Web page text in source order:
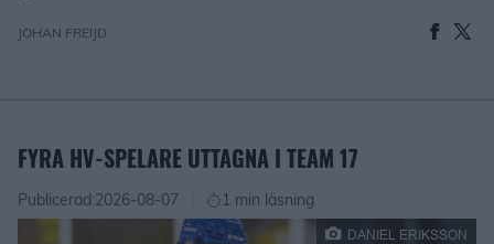
JOHAN FREIJD
FYRA HV-SPELARE UTTAGNA I TEAM 17
Publicerad:2026-08-07 1 min läsning
DANIEL ERIKSSON